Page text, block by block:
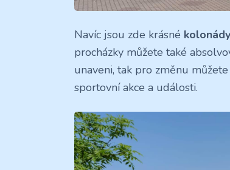
Navíc jsou zde krásné kolonády
procházky můžete také
unaveni, tak pro změnu
sportovní akce a události.